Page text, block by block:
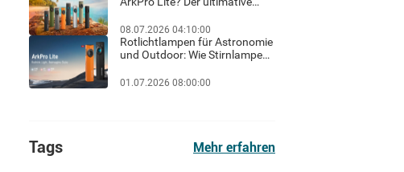
& Heimwerker
08.07.2026 04:10:00
Rotlichtlampen für Astronomie
und Outdoor: Wie Stirnlampen
Rotlicht die Dunkeladaptation
01.07.2026 08:00:00
Tags Mehr erfahren